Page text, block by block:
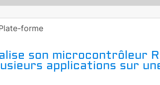
forme
son microcontrôleur
applications sur